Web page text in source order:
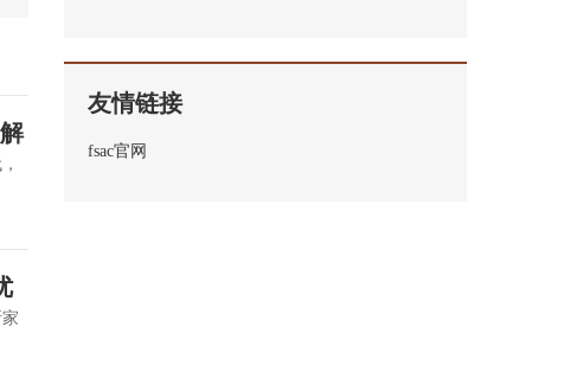
友情链接
fsac官网